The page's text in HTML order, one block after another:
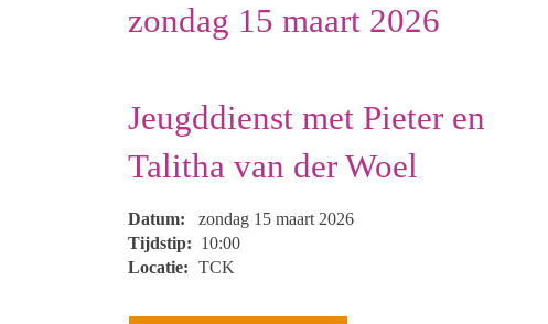
zondag 15 maart 2026
Jeugddienst met Pieter en
Talitha van der Woel
Datum:
zondag 15 maart 2026
Tijdstip: 10:00
Locatie: TCK